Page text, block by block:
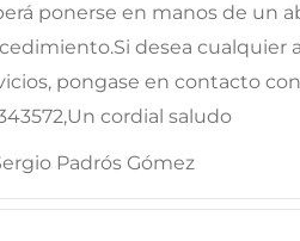
ponerse en manos de un
desea cualquier
pongase en contacto
cordial saludo
Padrós Gómez